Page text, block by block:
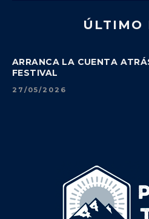
ÚLTIMO
ARRANCA LA CUENTA
FESTIVAL
27/05/2026